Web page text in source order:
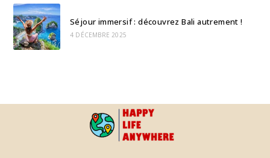
Séjour immersif : découvrez Bali autrement !
4 DÉCEMBRE 2025